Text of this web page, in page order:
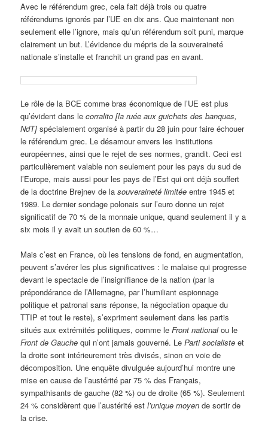
Avec le référendum grec, cela fait déjà trois ou quatre
référendums ignorés par l’UE en dix ans. Que maintenant non
seulement elle l’ignore, mais qu’un référendum soit puni, marque
clairement un but. L’évidence du mépris de la souveraineté
nationale s’installe et franchit un grand pas en avant.
Le rôle de la BCE comme bras économique de l’UE est plus
qu’évident dans lecorralito [la ruée aux guichets des banques,
NdT]spécialement organisé à partir du 28 juin pour faire échouer
le référendum grec. Le désamour envers les institutions
européennes, ainsi que le rejet de ses normes, grandit. Ceci est
particulièrement valable non seulement pour les pays du sud de
l’Europe, mais aussi pour les pays de l’Est qui ont déjà souffert
de la doctrine Brejnev de lasouveraineté limitée entre 1945 et
1989. Le dernier sondage polonais sur l’euro donne un rejet
significatif de 70 % de la monnaie unique, quand seulement il y a
six mois il y avait un soutien de 60 %…
Mais c’est en France, où les tensions de fond, en augmentation,
peuvent s’avérer les plus significatives : le malaise qui progresse
devant le spectacle de l’insignifiance de la nation (par la
prépondérance de l’Allemagne, par l’humiliant espionnage
politique et patronal sans réponse, la négociation opaque du
TTIP et tout le reste), s’expriment seulement dans les partis
situés aux extrémités politiques, comme leFront nationalou le
Front de Gauche qui n’ont jamais gouverné. LeParti socialiste et
la droite sont intérieurement très divisés, sinon en voie de
décomposition. Une enquête divulguée aujourd’hui montre une
mise en cause de l’austérité par 75 % des Français,
sympathisants de gauche (82 %) ou de droite (65 %). Seulement
24 % considèrent que l’austérité estl’unique moyen de sortir de
la crise.